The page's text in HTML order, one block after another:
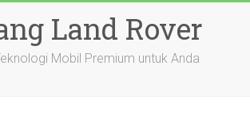
Land Rover
Mobil Premium untuk Anda